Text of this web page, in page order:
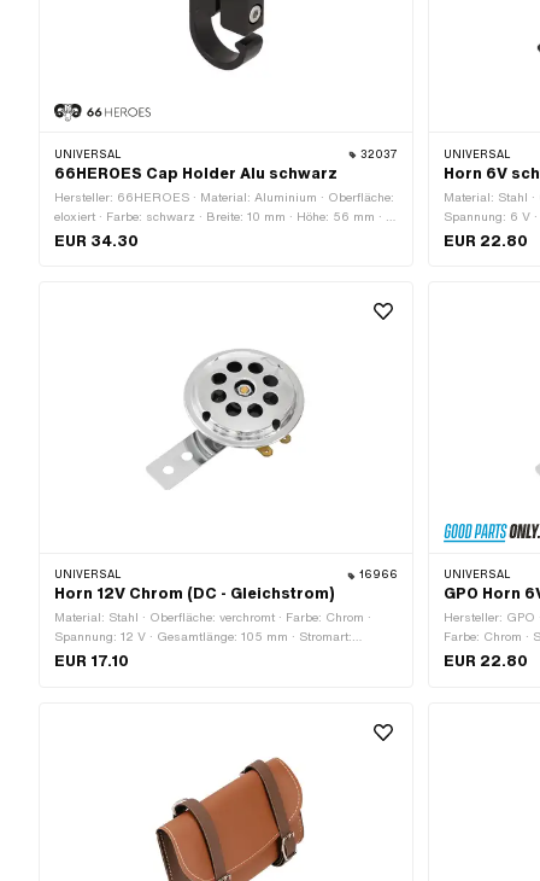
UNIVERSAL 32037
66HEROES Cap Holder Alu schwarz
Hersteller: 66HEROES · Material: Aluminium · Oberfläche:
eloxiert · Farbe: schwarz · Breite: 10 mm · Höhe: 56 mm · Ø
innen: 22 mm · Gewindegrösse: M4 · Gesamtlänge: 28 mm
EUR 34.30
UNIVERSAL
Horn 6V
Material: Stahl ·
Spannung: 6 V
71.8 mm · Ø
EUR 22.80
UNIVERSAL 16966
Horn 12V Chrom (DC - Gleichstrom)
Material: Stahl · Oberfläche: verchromt · Farbe: Chrom ·
Spannung: 12 V · Gesamtlänge: 105 mm · Stromart:
Gleichstrom (DC) · Höhe: 36 mm · Ø aussen: 71.8 mm · Ø
EUR 17.10
UNIVERSAL
GPO Horn
Hersteller: GPO
Farbe: Chrom ·
(DC) · Breite:
EUR 22.80